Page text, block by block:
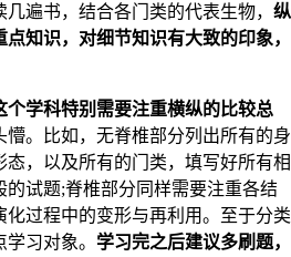
遍书，结合各门类的代表生物， 纵
知识，对细节知识有大致的印象，
学科特别需要注重横纵的比较总
懵。比如，无脊椎部分列出所有的身
，以及所有的门类，填写好所有相
试题;脊椎部分同样需要注重各结
过程中的变形与再利用。至于分类
习对象。 学习完之后建议多刷题，